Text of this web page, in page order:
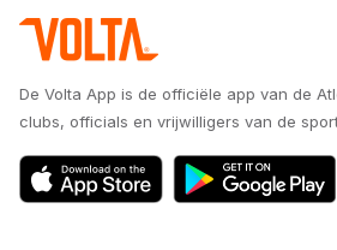
De Volta App is de officiële app van de
clubs, officials en vrijwilligers van de